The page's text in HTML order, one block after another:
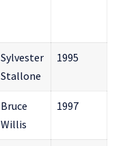
Sylvester
Stallone
1995
Bruce
Willis
1997